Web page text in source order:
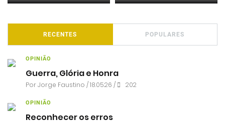
RECENTES POPULARES
OPINIÃO
Guerra, Glória e Honra
PorJorge Faustino / 18.05.26 / 202
OPINIÃO
Reconhecer os erros